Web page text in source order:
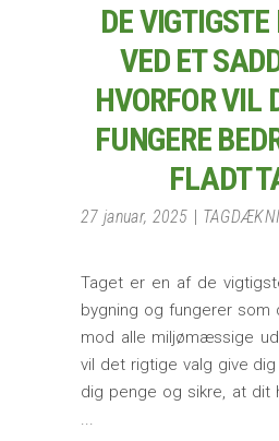
DE VIGTIGSTE
VED ET
HVORFOR VIL
FUNGERE
FLADT
27 januar, 2025
Taget er en af de
bygning og fungerer
mod alle miljømæssige
vil det rigtige valg give
dig penge og sikre, at dit